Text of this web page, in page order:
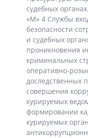
судебных
«М» 4 Службы
безопасности
и судебных
проникновения
криминальных
оперативно-
доследственных
совершения
курируемых
формировании
курируемых